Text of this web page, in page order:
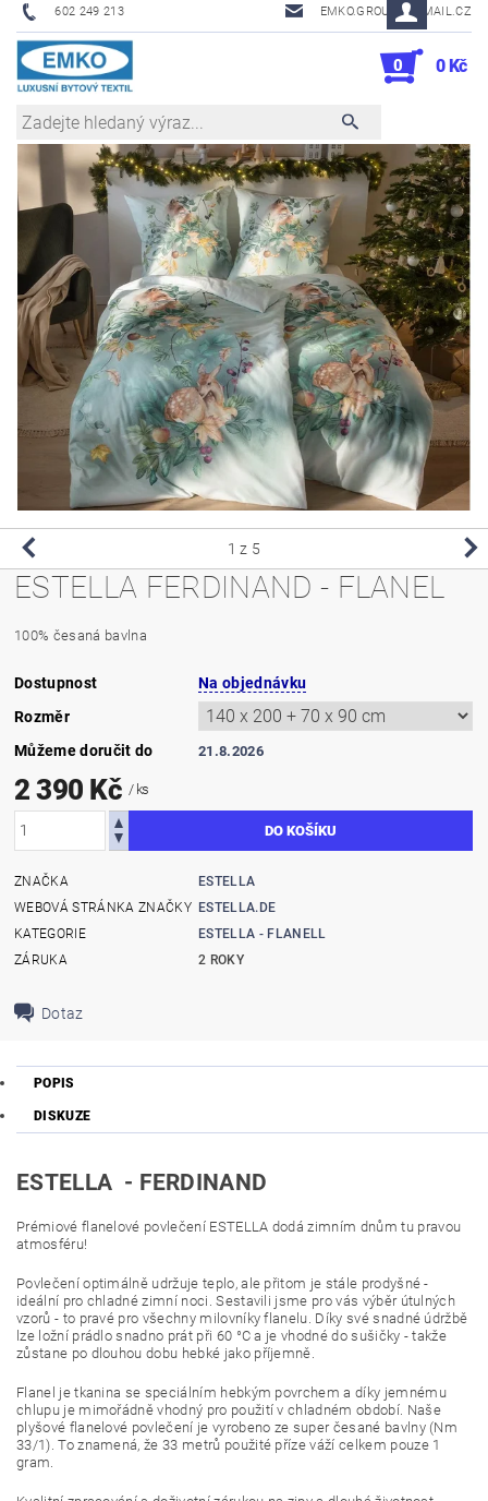
602 249 213 EMKO.GROUSL@EMAIL.CZ
0 0 Kč
1 z 5
ESTELLA FERDINAND - FLANEL
100% česaná bavlna
Dostupnost
Na objednávku
Rozměr
Můžeme doručit do
21.8.2026
2 390 Kč / ks
ZNAČKA
ESTELLA
WEBOVÁ STRÁNKA ZNAČKY ESTELLA.DE
KATEGORIE
ESTELLA - FLANELL
ZÁRUKA
2 ROKY
Dotaz
POPIS
DISKUZE
ESTELLA - FERDINAND
Prémiové flanelové povlečení ESTELLA dodá zimním dnům tu pravou
atmosféru!
Povlečení optimálně udržuje teplo, ale přitom je stále prodyšné -
ideální pro chladné zimní noci. Sestavili jsme pro vás výběr útulných
vzorů - to pravé pro všechny milovníky flanelu. Díky své snadné údržbě
lze ložní prádlo snadno prát při 60 °C a je vhodné do sušičky - takže
zůstane po dlouhou dobu hebké jako příjemně.
Flanel je tkanina se speciálním hebkým povrchem a díky jemnému
chlupu je mimořádně vhodný pro použití v chladném období. Naše
plyšové flanelové povlečení je vyrobeno ze super česané bavlny (Nm
33/1). To znamená, že 33 metrů použité příze váží celkem pouze 1
gram.